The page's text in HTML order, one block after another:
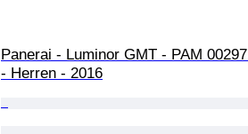
Panerai - Luminor GMT - PAM 00297
- Herren - 2016